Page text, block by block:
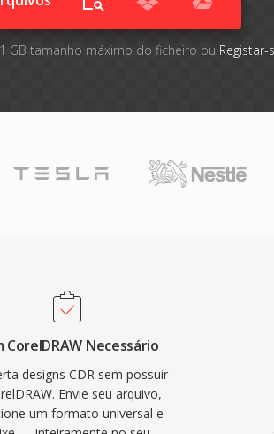
GB tamanho máximo do ficheiro ou Registar-
CorelDRAW Necessário
designs CDR sem possuir
Envie seu arquivo,
um formato universal e